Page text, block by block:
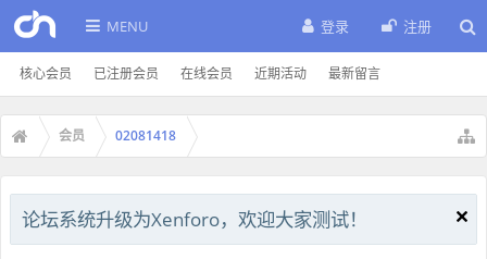
MENU
核心会员 已注册会员 在线会员 近期活动 最新留言
登录 注册
会员 02081418
论坛系统升级为Xenforo，欢迎大家测试！